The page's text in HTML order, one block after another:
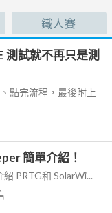
鐵人賽
測試就不再只是測
點完流程，最後附上
簡單介紹！
PRTG和 SolarWi...